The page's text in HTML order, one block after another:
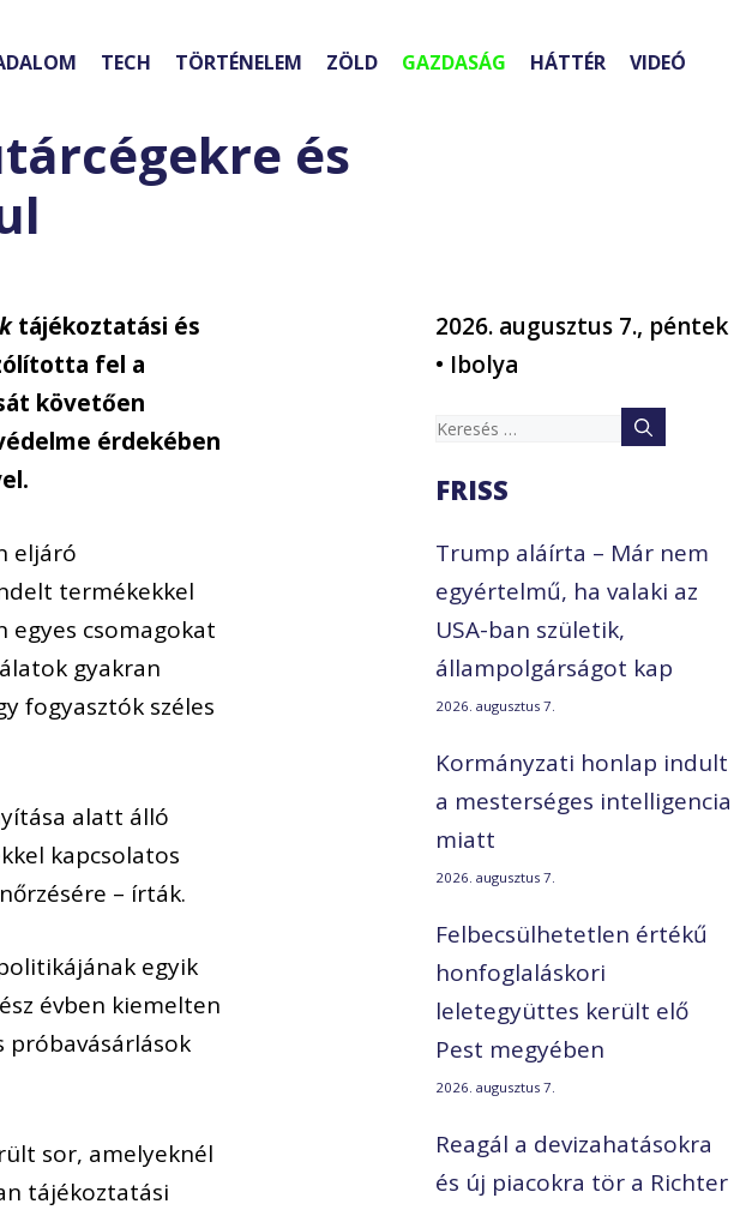
TECH TÖRTÉNELEM ZÖLD GAZDASÁG HÁTTÉR VIDEÓ
és
tájékoztatási és
fel a
követően
érdekében
eljáró
termékekkel
egyes csomagokat
gyakran
fogyasztók széles
alatt álló
kapcsolatos
– írták.
egyik
évben kiemelten
próbavásárlások
sor, amelyeknél
tájékoztatási
2026. augusztus 7., péntek
• Ibolya
Keresés:
FRISS
Trump aláírta – Már nem
egyértelmű, ha valaki az
USA-ban születik,
állampolgárságot kap
2026. augusztus 7.
Kormányzati honlap indult
a mesterséges intelligencia
miatt
2026. augusztus 7.
Felbecsülhetetlen értékű
honfoglaláskori
leletegyüttes került elő
Pest megyében
2026. augusztus 7.
Reagál a devizahatásokra
és új piacokra tör a Richter